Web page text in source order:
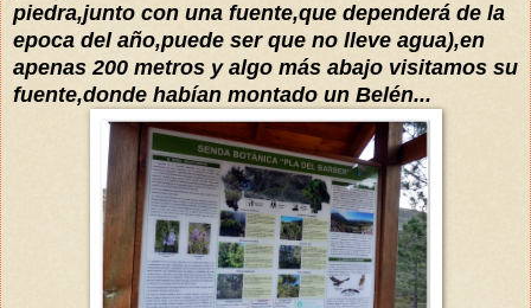
piedra,junto con una fuente,que dependerá de la
epoca del año,puede ser que no lleve agua),en
apenas 200 metros y algo más abajo visitamos su
fuente,donde habían montado un Belén...